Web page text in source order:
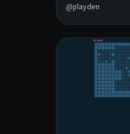
@playden